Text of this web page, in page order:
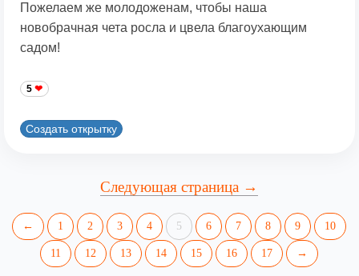
Пожелаем же молодоженам, чтобы наша
новобрачная чета росла и цвела благоухающим
садом!
5
Создать открытку
Следующая страница →
← 1 2 3 4 5 6 7 8 9 10
11 12 13 14 15 16 17 →